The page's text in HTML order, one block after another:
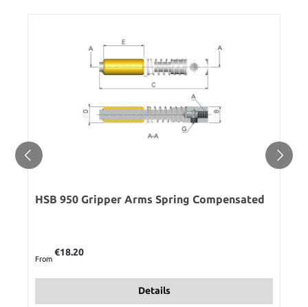
HSB 950 Gripper Arms Spring Compensated
From
€18.20
Details